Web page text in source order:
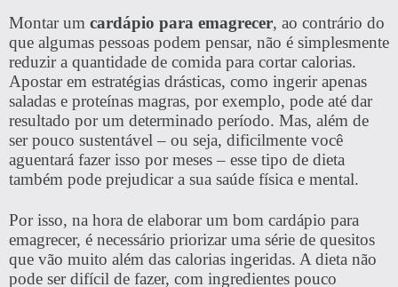
Montar um cardápio para emagrecer, ao contrário do
que algumas pessoas podem pensar, não é simplesmente
reduzir a quantidade de comida para cortar calorias.
Apostar em estratégias drásticas, como ingerir apenas
saladas e proteínas magras, por exemplo, pode até dar
resultado por um determinado período. Mas, além de
ser pouco sustentável – ou seja, dificilmente você
aguentará fazer isso por meses – esse tipo de dieta
também pode prejudicar a sua saúde física e mental.
Por isso, na hora de elaborar um bom cardápio para
emagrecer, é necessário priorizar uma série de quesitos
que vão muito além das calorias ingeridas. A dieta não
pode ser difícil de fazer, com ingredientes pouco